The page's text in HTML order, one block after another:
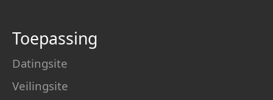
Toepassing
Datingsite
Veilingsite